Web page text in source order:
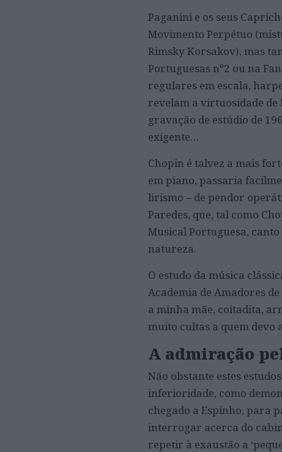
Paganini e os seus
Movimento Perpétuo
Rimsky Korsakov), mas
Portuguesas nº2 ou na
regulares em escala,
revelam a virtuosidade de
gravação de estúdio de
exigente…
Chopin é talvez a mais
em piano, passaria
lirismo – de pendor
Paredes, que, tal como
Musical Portuguesa,
natureza.
O estudo da música
Academia de Amadores
a minha mãe, coitadita,
muito cultas a quem devo
A admiração
Não obstante estes
inferioridade, como
chegado a Espinho, para
interrogar acerca do
repetir à exaustão a